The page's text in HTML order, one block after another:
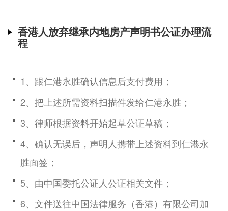
香港人放弃继承内地房产声明书公证办理流
程
1、跟仁港永胜确认信息后支付费用；
2、把上述所需资料扫描件发给仁港永胜；
3、律师根据资料开始起草公证草稿；
4、确认无误后，声明人携带上述资料到仁港永
胜面签；
5、由中国委托公证人公证相关文件；
6、文件送往中国法律服务（香港）有限公司加